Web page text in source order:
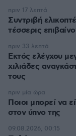
Συντριβή
τέσσερις
πριν 17 λεπτά
Εκτός ελέγχου
χιλιάδες
τους
πριν 33 λεπτά
Ποιοι μπορεί να
στον ύπνο της
πριν μία ώρα
09.08.2026, 00:15